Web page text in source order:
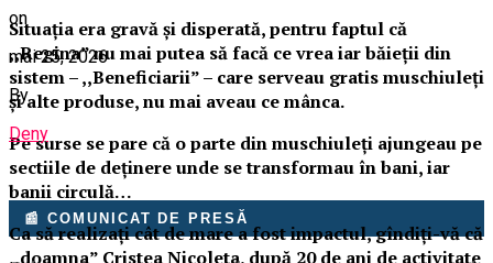
Situația era gravă și disperată, pentru faptul că
,,Regina” nu mai putea să facă ce vrea iar băieții din
sistem – ,,Beneficiarii” – care serveau gratis muschiuleți
și alte produse, nu mai aveau ce mânca.
Pe surse se pare că o parte din muschiuleți ajungeau pe
sectiile de deținere unde se transformau în bani, iar
banii circulă…
Ca să realizați cât de mare a fost impactul, gîndiți-vă că
,,doamna” Cristea Nicoleta, după 20 de ani de activitate
on
mai 25, 2026
By
Deny
📰 COMUNICAT DE PRESĂ